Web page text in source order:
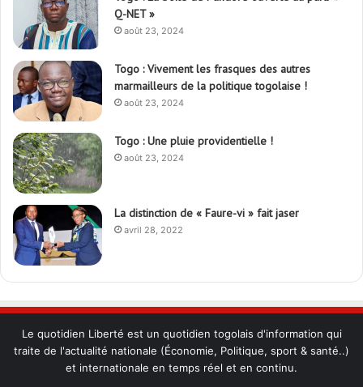
Togo : Une pluie providentielle !
La distinction de « Faure-vi » fait jaser
Le quotidien Liberté est un quotidien togolais d'information qui
traite de l'actualité nationale (Économie, Politique, sport & santé..)
et internationale en temps réel et en continu.